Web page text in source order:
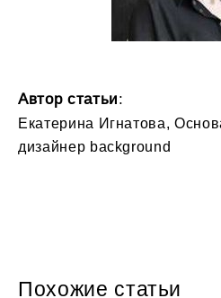
Автор статьи:
Екатерина Игнатова,
дизайнер background
Похожие статьи